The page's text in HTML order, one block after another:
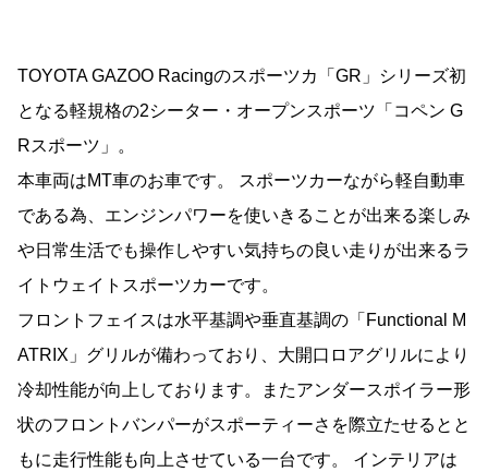
TOYOTA GAZOO Racingのスポーツカ「GR」シリーズ初
となる軽規格の2シーター・オープンスポーツ「コペン G
Rスポーツ」。
本車両はMT車のお車です。 スポーツカーながら軽自動車
である為、エンジンパワーを使いきることが出来る楽しみ
や日常生活でも操作しやすい気持ちの良い走りが出来るラ
イトウェイトスポーツカーです。
フロントフェイスは水平基調や垂直基調の「Functional M
ATRIX」グリルが備わっており、大開口ロアグリルにより
冷却性能が向上しております。またアンダースポイラー形
状のフロントバンパーがスポーティーさを際立たせるとと
もに走行性能も向上させている一台です。 インテリアは